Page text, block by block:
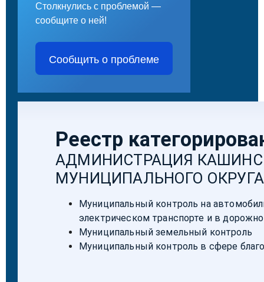
Столкнулись с проблемой —
сообщите о ней!
Сообщить о проблеме